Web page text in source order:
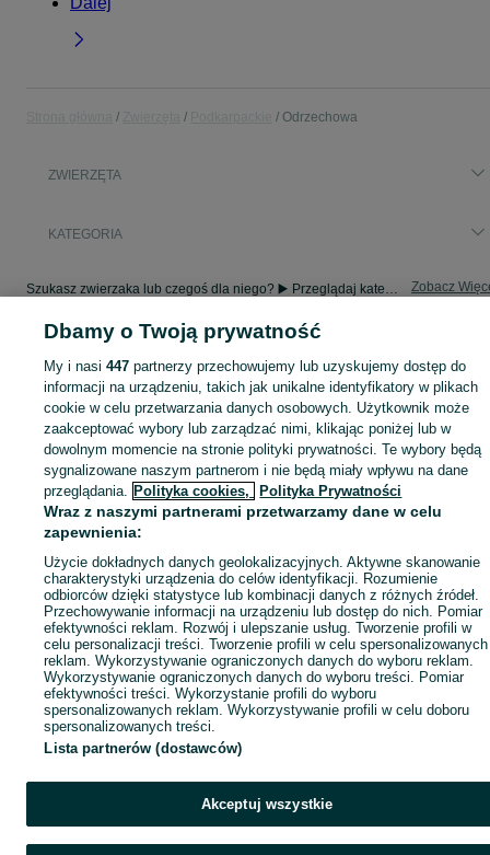
Odrzechowa
ZWIERZĘTA
KATEGORIA
Szukasz zwierzaka lub czegoś dla niego? ▶️ Przeglądaj kategorię Zwierzęta na OLX Odrzechowa i znajdź to, czego potrzebujesz w atrakcyjnych cenach! Zobacz
Mapa kategorii
Mapa miejscowości
Mapa ministron
Popularne wyszukiwania
Dbamy o Twoją prywatność
My i nasi447 partnerzy przechowujemy lub uzyskujemy dostęp do
informacji na urządzeniu, takich jak unikalne identyfikatory w plikach
cookie w celu przetwarzania danych osobowych. Użytkownik może
zaakceptować wybory lub zarządzać nimi, klikając poniżej lub w
dowolnym momencie na stronie polityki prywatności. Te wybory będą
sygnalizowane naszym partnerom i nie będą miały wpływu na dane
przeglądania. Polityka cookies, Polityka Prywatności
Wraz z naszymi partnerami przetwarzamy dane w celu
zapewnienia:
Użycie dokładnych danych geolokalizacyjnych. Aktywne skanowanie
charakterystyki urządzenia do celów identyfikacji. Rozumienie
odbiorców dzięki statystyce lub kombinacji danych z różnych źródeł.
Przechowywanie informacji na urządzeniu lub dostęp do nich. Pomiar
efektywności reklam. Rozwój i ulepszanie usług. Tworzenie profili w
celu personalizacji treści. Tworzenie profili w celu spersonalizowanych
reklam. Wykorzystywanie ograniczonych danych do wyboru reklam.
Wykorzystywanie ograniczonych danych do wyboru treści. Pomiar
efektywności treści. Wykorzystanie profili do wyboru
spersonalizowanych reklam. Wykorzystywanie profili w celu doboru
spersonalizowanych treści.
Lista partnerów (dostawców)
Akceptuj wszystkie